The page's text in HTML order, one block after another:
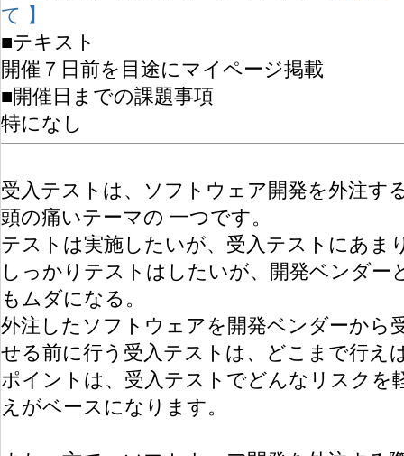
て 】
■テキスト
開催７日前を目途にマイページ掲載
■開催日までの課題事項
特になし
受入テストは、ソフトウェア開発を外注す
頭の痛いテーマの 一つです。
テストは実施したいが、受入テストにあま
しっかりテストはしたいが、開発ベンダー
もムダになる。
外注したソフトウェアを開発ベンダーから
せる前に行う受入テストは、どこまで行え
ポイントは、受入テストでどんなリスクを
えがベースになります。